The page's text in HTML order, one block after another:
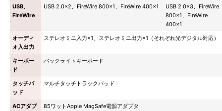
USB、
FireWire
USB 2.0×2、FireWire 800×1、FireWire 400×1
USB 2.0×3、FireWire
800×1、FireWire
400×1
オーディ
オ入出力
ステレオミニ入力×1、ステレオミニ出力×1（それぞれ光デジタル対応）
キーボー
ド
バックライトキーボード
タッチパ
ッド
マルチタッチトラックパッド
ACアダプ
85ワットApple MagSafe電源アダプタ